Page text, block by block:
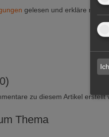
gelesen und erkläre mich
zu diesem Artikel erstellt
Thema